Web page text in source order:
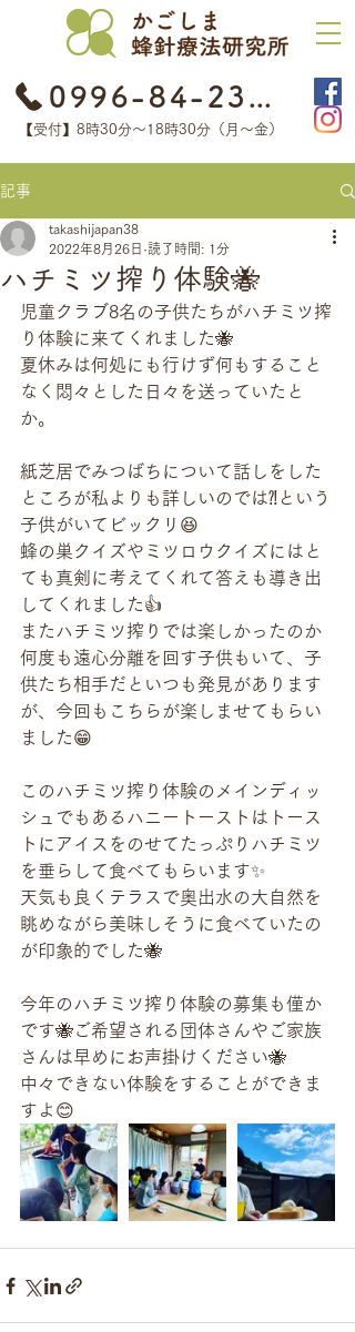
0996-84-2368
【受付】8時30分​〜18時30分（月〜金）
記事
ハチミツ搾り体験🐝
takashijapan38
2022年8月26日 読了時間: 1分
児童クラブ8名の子供たちがハチミツ搾
り体験に来てくれました🐝
夏休みは何処にも行けず何もすること
なく悶々とした日々を送っていたと
か。
紙芝居でみつばちについて話しをした
ところが私よりも詳しいのでは⁈という
子供がいてビックリ😆
蜂の巣クイズやミツロウクイズにはと
ても真剣に考えてくれて答えも導き出
してくれました👍
またハチミツ搾りでは楽しかったのか
何度も遠心分離を回す子供もいて、子
供たち相手だといつも発見があります
が、今回もこちらが楽しませてもらい
ました😁
このハチミツ搾り体験のメインディッ
シュでもあるハニートーストはトース
トにアイスをのせてたっぷりハチミツ
を垂らして食べてもらいます✨
天気も良くテラスで奥出水の大自然を
眺めながら美味しそうに食べていたの
が印象的でした🐝
今年のハチミツ搾り体験の募集も僅か
です🐝ご希望される団体さんやご家族
さんは早めにお声掛けください🐝
中々できない体験をすることができま
すよ😊